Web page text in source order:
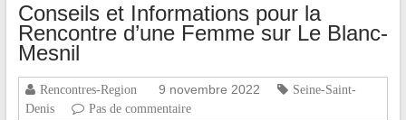
Conseils et Informations pour la
Rencontre d’une Femme sur Le Blanc-
Mesnil
Rencontres-Region 9 novembre 2022
Seine-Saint-
Denis
Pas de commentaire